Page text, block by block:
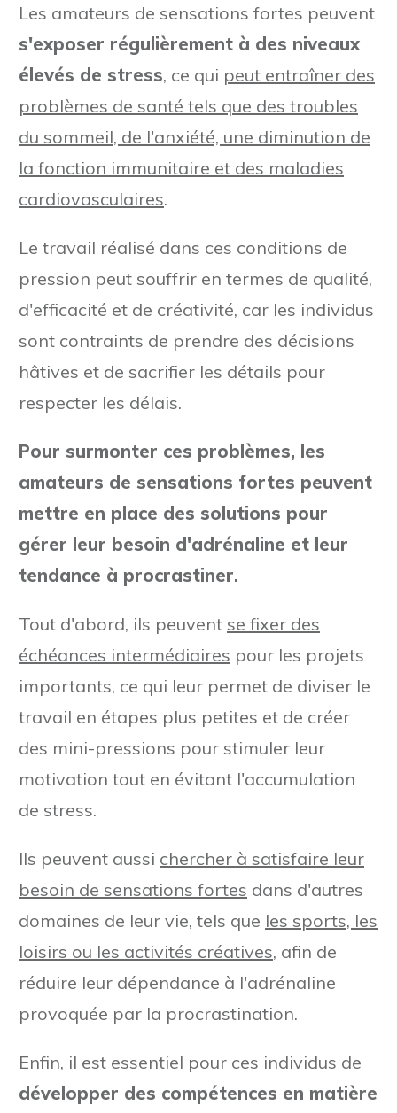
Les amateurs de sensations fortes peuvent
s'exposer régulièrement à des niveaux
élevés de stress, ce qui peut entraîner des
problèmes de santé tels que des troubles
du sommeil, de l'anxiété, une diminution de
la fonction immunitaire et des maladies
cardiovasculaires.
Le travail réalisé dans ces conditions de
pression peut souffrir en termes de qualité,
d'efficacité et de créativité, car les individus
sont contraints de prendre des décisions
hâtives et de sacrifier les détails pour
respecter les délais.
Pour surmonter ces problèmes, les
amateurs de sensations fortes peuvent
mettre en place des solutions pour
gérer leur besoin d'adrénaline et leur
tendance à procrastiner.
Tout d'abord, ils peuvent se fixer des
échéances intermédiaires pour les projets
importants, ce qui leur permet de diviser le
travail en étapes plus petites et de créer
des mini-pressions pour stimuler leur
motivation tout en évitant l'accumulation
de stress.
Ils peuvent aussi chercher à satisfaire leur
besoin de sensations fortes dans d'autres
domaines de leur vie, tels que les sports, les
loisirs ou les activités créatives, afin de
réduire leur dépendance à l'adrénaline
provoquée par la procrastination.
Enfin, il est essentiel pour ces individus de
développer des compétences en matière